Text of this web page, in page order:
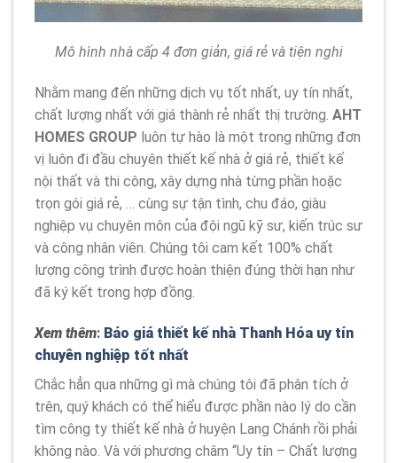
Mô hình nhà cấp 4 đơn giản, giá rẻ và tiện nghi
Nhằm mang đến những dịch vụ tốt nhất, uy tín nhất,
chất lượng nhất với giá thành rẻ nhất thị trường. AHT
HOMES GROUP luôn tự hào là một trong những đơn
vị luôn đi đầu chuyên thiết kế nhà ở giá rẻ, thiết kế
nội thất và thi công, xây dựng nhà từng phần hoặc
trọn gói giá rẻ, … cùng sự tận tình, chu đáo, giàu
nghiệp vụ chuyên môn của đội ngũ kỹ sư, kiến trúc sư
và công nhân viên. Chúng tôi cam kết 100% chất
lượng công trình được hoàn thiện đúng thời hạn như
đã ký kết trong hợp đồng.
Xem thêm: Báo giá thiết kế nhà Thanh Hóa uy tín
chuyên nghiệp tốt nhất
Chắc hẳn qua những gì mà chúng tôi đã phân tích ở
trên, quý khách có thể hiểu được phần nào lý do cần
tìm công ty thiết kế nhà ở huyện Lang Chánh rồi phải
không nào. Và với phương châm “Uy tín – Chất lượng